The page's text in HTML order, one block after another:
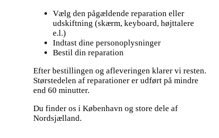
Vælg den pågældende reparation eller
udskiftning (skærm, keyboard, højttalere
e.l.)
Indtast dine personoplysninger
Bestil din reparation
Efter bestillingen og afleveringen klarer vi resten.
Størstedelen af reparationer er udført på mindre
end 60 minutter.
Du finder os i København og store dele af
Nordsjælland.